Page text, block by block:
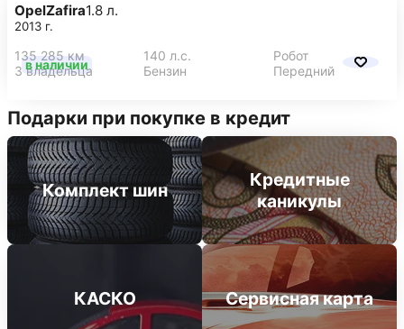
в наличии
OpelZafira1.8 л.
2013 г.
135 285 км 140 л.с.
Робот
3 владельца
Бензин Передний
Подарки при покупке в кредит
Комплект шин
Кредитные
каникулы
КАСКО Сервисная карта